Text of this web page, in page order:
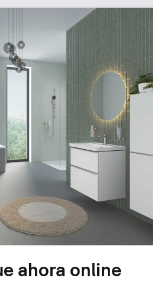
ahora online